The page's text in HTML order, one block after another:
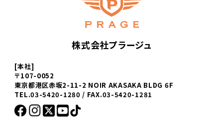
株式会社プラージュ
[本社]
〒107-0052
東京都港区赤坂2-11-2 NOIR AKASAKA BLDG 6F
TEL.03-5420-1280 / FAX.03-5420-1281